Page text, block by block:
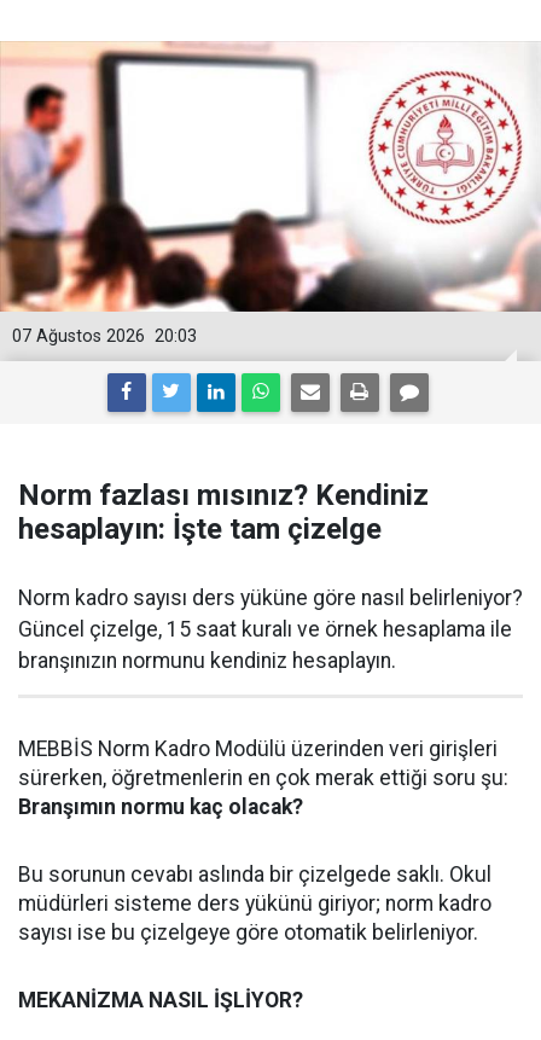
20:03
07 Ağustos 2026
Norm fazlası mısınız? Kendiniz
hesaplayın: İşte tam çizelge
Norm kadro sayısı ders yüküne göre nasıl belirleniyor?
Güncel çizelge, 15 saat kuralı ve örnek hesaplama ile
branşınızın normunu kendiniz hesaplayın.
MEBBİS Norm Kadro Modülü üzerinden veri girişleri
sürerken, öğretmenlerin en çok merak ettiği soru şu:
Branşımın normu kaç olacak?
Bu sorunun cevabı aslında bir çizelgede saklı. Okul
müdürleri sisteme ders yükünü giriyor; norm kadro
sayısı ise bu çizelgeye göre otomatik belirleniyor.
MEKANİZMA NASIL İŞLİYOR?